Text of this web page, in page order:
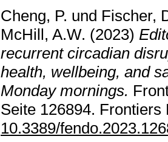
Cheng, P. und Fischer,
McHill, A.W. (2023)
recurrent circadian
health, wellbeing, and
Monday mornings.
Seite 126894. Frontiers
10.3389/